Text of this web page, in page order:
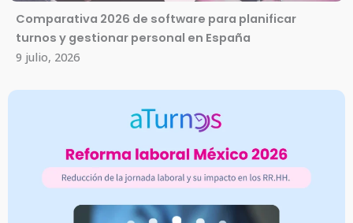
Comparativa 2026 de software para planificar
turnos y gestionar personal en España
9 julio, 2026